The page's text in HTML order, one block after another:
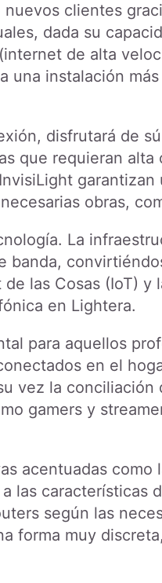
nuevos clientes
dada su
de alta
instalación
disfrutará de
que requieran
obras,
La
banda,
las Cosas (IoT) y
en Lightera.
para aquellos
en el
vez la conciliación
gamers y
acentuadas como
las características
según las
forma muy